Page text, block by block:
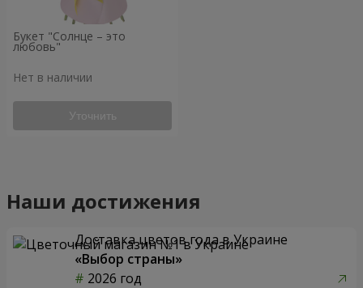
Букет "Солнце – это
любовь"
Нет в наличии
Уточнить
Наши достижения
Доставка цветов года в Украине
«Выбор страны»
2026 год